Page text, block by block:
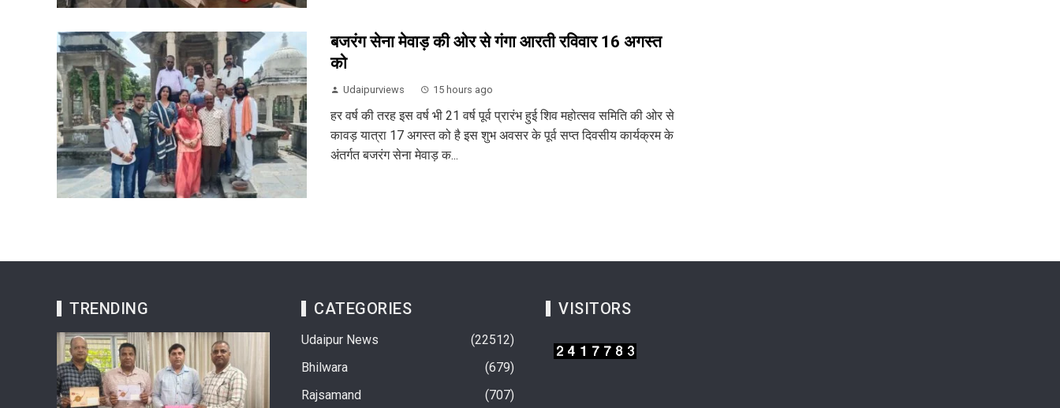
बजरंग सेना मेवाड़ की ओर से गंगा आरती रविवार 16 अगस्त
को
Udaipurviews 15 hours ago
हर वर्ष की तरह इस वर्ष भी 21 वर्ष पूर्व प्रारंभ हुई शिव महोत्सव समिति की ओर से
कावड़ यात्रा 17 अगस्त को है इस शुभ अवसर के पूर्व सप्त दिवसीय कार्यक्रम के
अंतर्गत बजरंग सेना मेवाड़ क...
TRENDING CATEGORIES
Udaipur News
22512
Bhilwara
679
Rajsamand
707
VISITORS